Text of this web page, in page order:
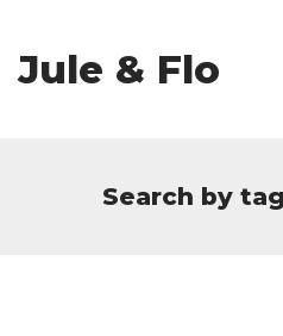
Jule & Flo
Search by